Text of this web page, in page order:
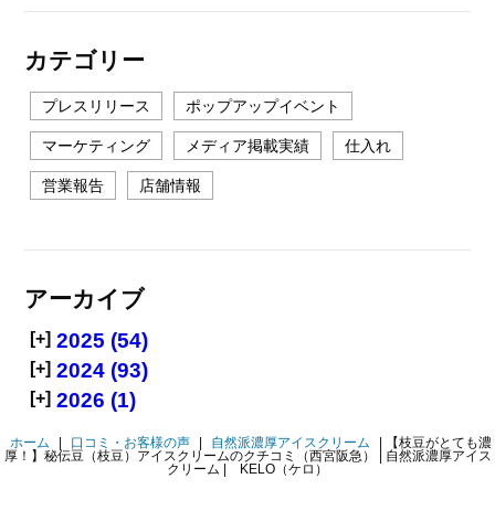
カテゴリー
プレスリリース ポップアップイベント
マーケティング メディア掲載実績 仕入れ
営業報告 店舗情報
アーカイブ
[+] 2025 (54)
[+] 2024 (93)
[+] 2026 (1)
ホーム | 口コミ・お客様の声 | 自然派濃厚アイスクリーム |
【枝豆がとても濃
厚！】秘伝豆（枝豆）アイスクリームのクチコミ（西宮阪急） | 自然派濃厚アイス
クリーム | KELO（ケロ）